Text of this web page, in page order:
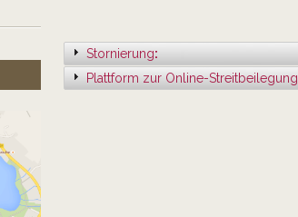
Stornierung:
Plattform zur Online-Streitbeilegung